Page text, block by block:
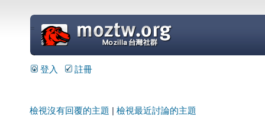
=
登入 註冊
檢視沒有回覆的主題 檢視最近討論的主題